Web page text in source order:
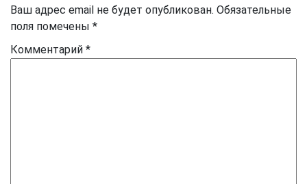
Ваш адрес email не будет опубликован. Обязательные
поля помечены *
Комментарий *